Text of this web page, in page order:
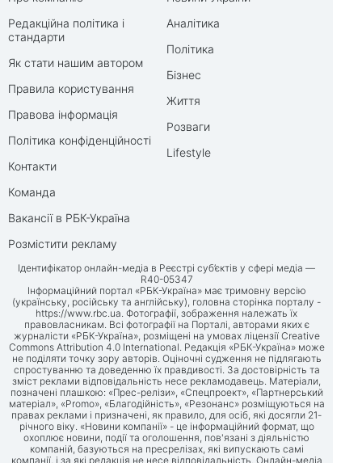
Редакційна політика і
стандарти
Як стати нашим автором
Правила користування
Правова інформація
Політика конфіденційності
Контакти
Команда
Вакансії в РБК-Україна
Розмістити рекламу
Аналітика
Політика
Бізнес
Життя
Розваги
Lifestyle
Ідентифікатор онлайн-медіа в Реєстрі суб’єктів у сфері медіа —
R40-05347
Інформаційний портал «РБК-Україна» має тримовну версію
(українську, російську та англійську), головна сторінка порталу -
https://www.rbc.ua. Фотографії, зображення належать їх
правовласникам. Всі фотографії на Порталі, авторами яких є
журналісти «РБК-Україна», розміщені на умовах ліцензії Creative
Commons Attribution 4.0 International. Редакція «РБК-Україна» може
не поділяти точку зору авторів. Оціночні судження не підлягають
спростуванню та доведенню їх правдивості. За достовірність та
зміст реклами відповідальність несе рекламодавець. Матеріали,
позначені плашкою: «Прес-релізи», «Спецпроект», «Партнерський
матеріал», «Promo», «Благодійність», «Резонанс» розміщуються на
правах реклами і призначені, як правило, для осіб, які досягли 21-
річного віку. «Новини компанії» - це інформаційний формат, що
охоплює новини, події та оголошення, пов'язані з діяльністю
компаній, базуються на пресрелізах, які випускають самі
компанії, і за які редакція не несе відповідальність. Онлайн-медіа